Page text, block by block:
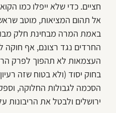
חציים. כדי שלא ייפלו כמו
אל תהום המציאות, מוטב
באמת המרה מבחינת חלק
החרדים נגד רצונם, אף
העצמאות לא תהפוך לפרק
בחוק יסוד (ולא בטוח שזה
הסכמה לגבולות החלוקה,
ירושלים ולבטל את הריבונות